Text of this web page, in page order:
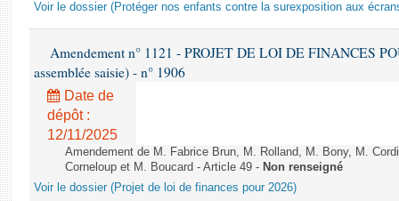
Voir le dossier (Protéger nos enfants contre la surexposition aux
Amendement n° 1121 - PROJET DE LOI DE FINANCES
assemblée saisie) - n° 1906
Date de
dépôt :
12/11/2025
Amendement de M. Fabrice Brun, M. Rolland, M. Bony, M.
Corneloup et M. Boucard - Article 49 - Non renseigné
Voir le dossier (Projet de loi de finances pour 2026)